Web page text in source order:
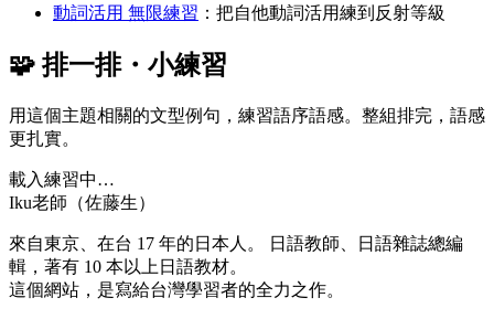
動詞活用 無限練習 ：把自他動詞活用練到反射等級
🧩 排一排・小練習
用這個主題相關的文型例句，練習語序語感。整組排完，語感
更扎實。
載入練習中…
Iku老師（佐藤生）
來自東京、在台 17 年的日本人。 日語教師、日語雜誌總編
輯，著有 10 本以上日語教材。
這個網站，是寫給台灣學習者的全力之作。